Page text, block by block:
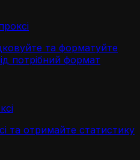
та форматуйте
потрібний формат
та отримайте статистику